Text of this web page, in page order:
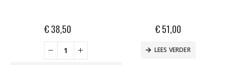
€38,50 €51,00
LEES VERDER